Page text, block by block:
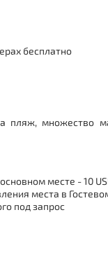
бесплатно
пляж, множество
месте - 10
места в
под запрос